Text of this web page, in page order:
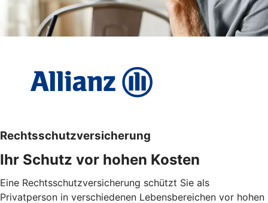
Rechtsschutzversicherung
Ihr Schutz vor hohen Kosten
Eine Rechtsschutzversicherung schützt Sie als
Privatperson in verschiedenen Lebensbereichen vor hohen